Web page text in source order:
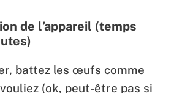
de l’appareil (temps
battez les œufs comme
(ok, peut-être pas si